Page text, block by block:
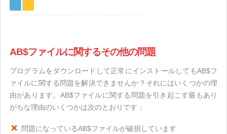
AB$ファイルに関するその他の問題
プログラムをダウンロードして正常にインストールしてもAB$フ
ァイルに関する問題を解決できませんか？それにはいくつかの理
由があります。AB$ファイルに関する問題を引き起こす最もあり
がちな理由のいくつかは次のとおりです：
問題になっているAB$ファイルが破損しています